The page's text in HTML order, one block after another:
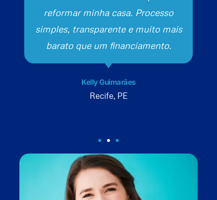
reformar minha casa. Processo
simples, transparente e muito mais
barato que um financiamento.
Kelly Guimarães
Recife, PE